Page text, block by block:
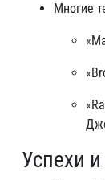
Многие
Успехи